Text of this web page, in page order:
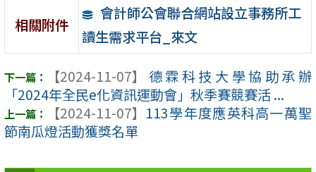
相關附件
會計師公會聯合網站設立事務所工
讀生需求平台_來文
【2024-11-07】
德霖科技大學協助承辦
「2024年全民e化資訊運動會」秋季賽競賽活 ...
【2024-11-07】 113學年度應英科高一萬聖
節南瓜燈活動獲獎名單